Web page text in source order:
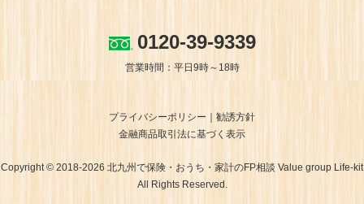
0120-39-9339
営業時間：平日9時～18時
プライバシーポリシー
勧誘方針
金融商品取引法に基づく表示
Copyright © 2018-2026 北九州で保険・おうち・家計のFP相談 Value group Life-kit
All Rights Reserved.